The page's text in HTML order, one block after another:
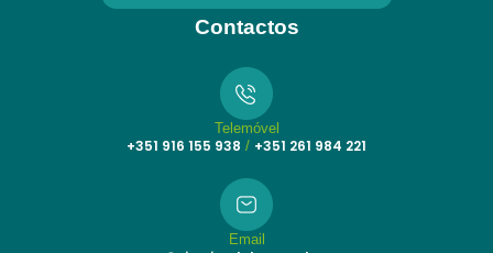
Contactos
Telemóvel
+351 916 155 938 / +351 261 984 221
Email